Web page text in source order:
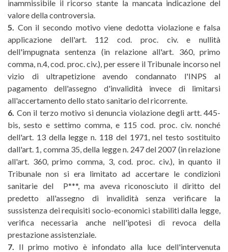
inammissibile il ricorso stante la mancata indicazione del
valore della controversia.
5. Con il secondo motivo viene dedotta violazione e falsa
applicazione dell'art. 112 cod. proc. civ. e nullità
dell'impugnata sentenza (in relazione all'art. 360, primo
comma, n.4, cod. proc. civ.), per essere il Tribunale incorso nel
vizio di ultrapetizione avendo condannato l'INPS al
pagamento dell'assegno d'invalidità invece di limitarsi
all'accertamento dello stato sanitario del ricorrente.
6. Con il terzo motivo si denuncia violazione degli artt. 445-
bis, sesto e settimo comma, e 115 cod. proc. civ. nonché
dell'art. 13 della legge n. 118 del 1971, nel testo sostituito
dall'art. 1, comma 35, della legge n. 247 del 2007 (in relazione
all'art. 360, primo comma, 3, cod. proc. civ.), in quanto il
Tribunale non si era limitato ad accertare le condizioni
sanitarie del P***, ma aveva riconosciuto il diritto del
predetto all'assegno di invalidità senza verificare la
sussistenza dei requisiti socio-economici stabiliti dalla legge,
verifica necessaria anche nell'ipotesi di revoca della
prestazione assistenziale.
7. Il primo motivo è infondato alla luce dell'intervenuta